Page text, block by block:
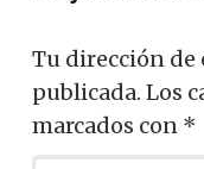
Tu dirección de
publicada. Los
marcados con *